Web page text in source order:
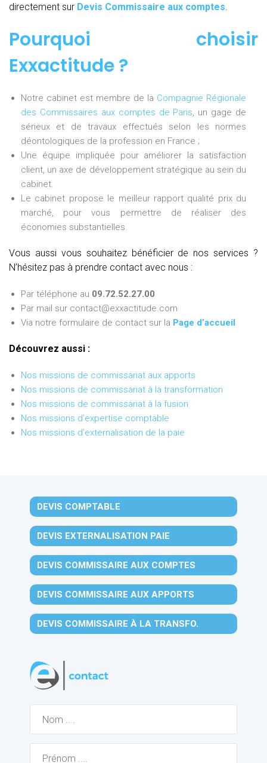
directement sur Devis Commissaire aux comptes.
Pourquoi choisir
Exxactitude ?
Notre cabinet est membre de la Compagnie Régionale
des Commissaires aux comptes de Paris, un gage de
sérieux et de travaux effectués selon les normes
déontologiques de la profession en France ;
Une équipe impliquée pour améliorer la satisfaction
client, un axe de développement stratégique au sein du
cabinet.
Le cabinet propose le meilleur rapport qualité prix du
marché, pour vous permettre de réaliser des
économies substantielles.
Vous aussi vous souhaitez bénéficier de nos services ?
N’hésitez pas à prendre contact avec nous :
Par téléphone au 09.72.52.27.00
Par mail sur contact@exxactitude.com
Via notre formulaire de contact sur la Page d’accueil
Découvrez aussi :
Nos missions de commissariat aux apports
Nos missions de commissariat à la transformation
Nos missions de commissariat à la fusion
Nos missions d'expertise comptable
Nos missions d'externalisation de la paie
DEVIS COMPTABLE
DEVIS EXTERNALISATION PAIE
DEVIS COMMISSAIRE AUX COMPTES
DEVIS COMMISSAIRE AUX APPORTS
DEVIS COMMISSAIRE À LA TRANSFO.